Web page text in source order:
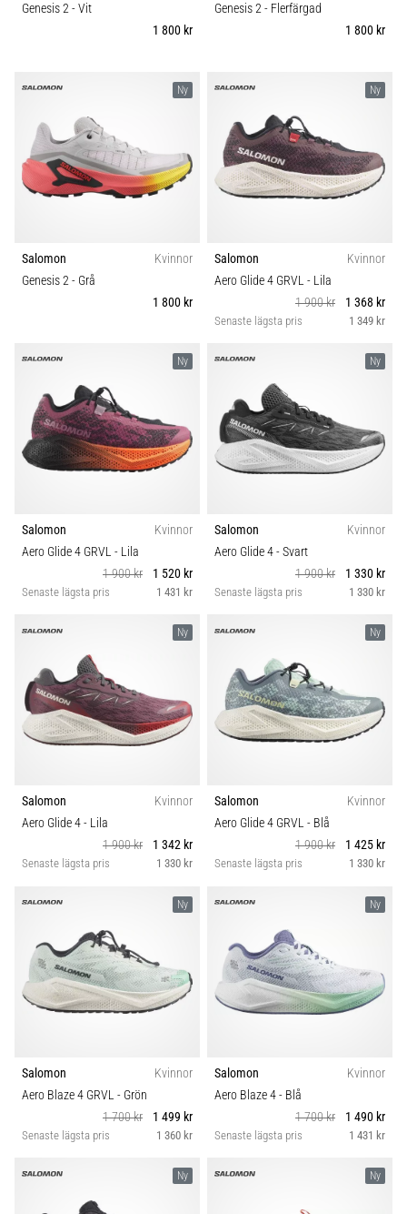
Genesis 2- Vit
1 800 kr
Genesis 2- Flerfärgad
1 800 kr
Ny
Salomon
Kvinnor
Genesis 2- Grå
1 800 kr
Ny
Salomon
Kvinnor
Aero Glide 4 GRVL - Lila
1 900 kr
1 368 kr
Senaste lägsta pris 1 349 kr
Ny
Salomon
Kvinnor
Aero Glide 4 GRVL - Lila
1 900 kr
1 520 kr
Senaste lägsta pris 1 431 kr
Ny
Salomon
Kvinnor
Aero Glide 4- Svart
1 900 kr
1 330 kr
Senaste lägsta pris 1 330 kr
Ny
Salomon
Kvinnor
Aero Glide 4- Lila
1 900 kr
1 342 kr
Senaste lägsta pris 1 330 kr
Ny
Salomon
Kvinnor
Aero Glide 4 GRVL - Blå
1 900 kr
1 425 kr
Senaste lägsta pris 1 330 kr
Ny
Salomon
Kvinnor
Aero Blaze 4 GRVL - Grön
1 700 kr
1 499 kr
Senaste lägsta pris 1 360 kr
Ny
Salomon
Kvinnor
Aero Blaze 4- Blå
1 700 kr
1 490 kr
Senaste lägsta pris 1 431 kr
Ny Ny